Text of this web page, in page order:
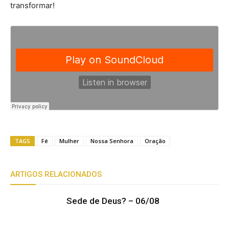
transformar!
TAGS Fé Mulher Nossa Senhora Oração
ARTIGOS RELACIONADOS
Sede de Deus? – 06/08